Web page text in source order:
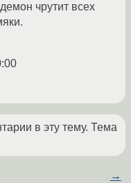
чрутит всех
в эту тему. Тема
→